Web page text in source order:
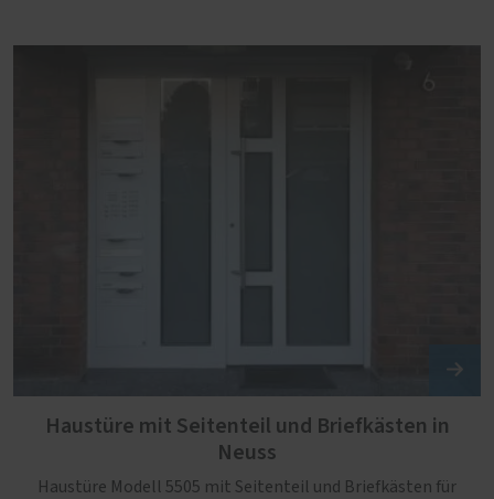
Haustüre mit Seitenteil und Briefkästen in
Neuss
Haustüre Modell 5505 mit Seitenteil und Briefkästen für